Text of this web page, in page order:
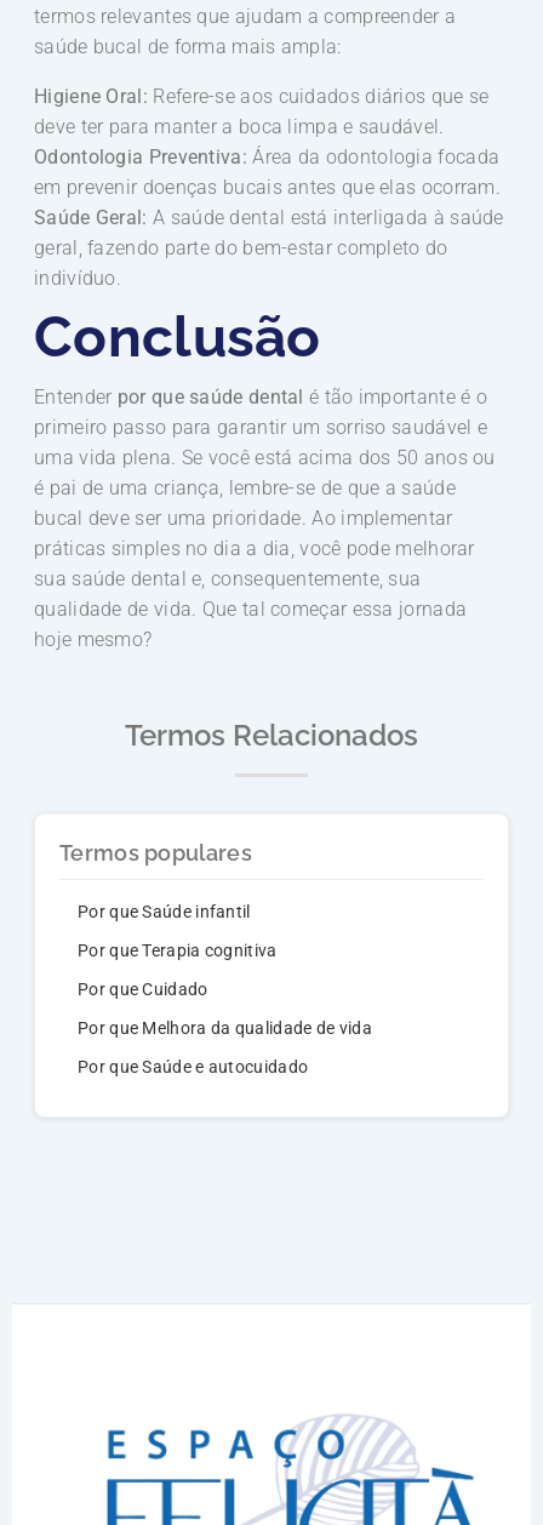
termos relevantes que ajudam a compreender a
saúde bucal de forma mais ampla:
Higiene Oral: Refere-se aos cuidados diários que se
deve ter para manter a boca limpa e saudável.
Odontologia Preventiva: Área da odontologia focada
em prevenir doenças bucais antes que elas ocorram.
Saúde Geral: A saúde dental está interligada à saúde
geral, fazendo parte do bem-estar completo do
indivíduo.
Conclusão
Entender por que saúde dental é tão importante é o
primeiro passo para garantir um sorriso saudável e
uma vida plena. Se você está acima dos 50 anos ou
é pai de uma criança, lembre-se de que a saúde
bucal deve ser uma prioridade. Ao implementar
práticas simples no dia a dia, você pode melhorar
sua saúde dental e, consequentemente, sua
qualidade de vida. Que tal começar essa jornada
hoje mesmo?
Termos Relacionados
Termos populares
Por que Saúde infantil
Por que Terapia cognitiva
Por que Cuidado
Por que Melhora da qualidade de vida
Por que Saúde e autocuidado